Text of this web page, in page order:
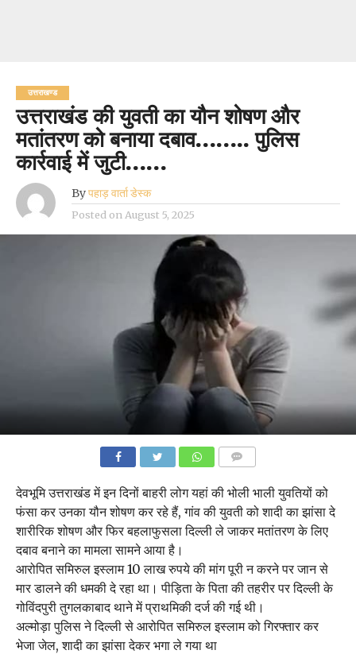
उत्तराखण्ड
उत्तराखंड की युवती का यौन शोषण और
मतांतरण को बनाया दबाव…….. पुलिस
कार्रवाई में जुटी……
Byपहाड़ वार्ता डेस्क
Posted on August 5, 2025
देवभूमि उत्तराखंड में इन दिनों बाहरी लोग यहां की भोली भाली युवतियों को
फंसा कर उनका यौन शोषण कर रहे हैं, गांव की युवती को शादी का झांसा दे
शारीरिक शोषण और फिर बहलाफुसला दिल्ली ले जाकर मतांतरण के लिए
दबाव बनाने का मामला सामने आया है।
आरोपित समिरुल इस्लाम 10 लाख रुपये की मांग पूरी न करने पर जान से
मार डालने की धमकी दे रहा था। पीड़िता के पिता की तहरीर पर दिल्ली के
गोविंदपुरी तुगलकाबाद थाने में प्राथमिकी दर्ज की गई थी।
अल्मोड़ा पुलिस ने दिल्ली से आरोपित समिरुल इस्लाम को गिरफ्तार कर
भेजा जेल, शादी का झांसा देकर भगा ले गया था